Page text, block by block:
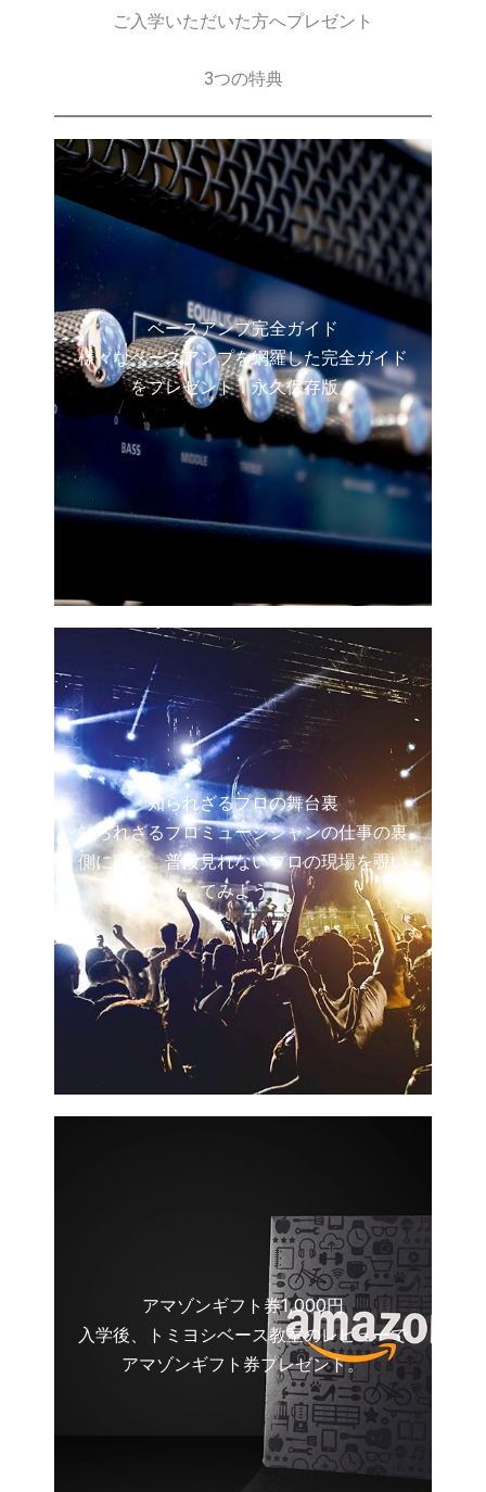
ご入学いただいた方へプレゼント
3つの特典
ベースアンプ完全ガイド
様々なベースアンプを網羅した完全ガイド
をプレゼント！永久保存版。
知られざるプロの舞台裏
知られざるプロミュージシャンの仕事の裏
側に密着。普段見れないプロの現場を覗い
てみよう！
アマゾンギフト券1,000円
入学後、トミヨシベース教室のレビューで
アマゾンギフト券プレゼント。